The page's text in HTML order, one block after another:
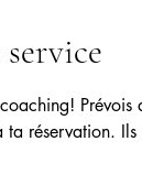
réservation.